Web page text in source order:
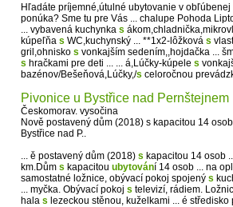
Hľadáte príjemné,útulné ubytovanie v
ponúka? Sme tu pre Vás ... chalupe Pohoda
... vybavená kuchynka s
kúpeľňa s WC,kuchynský ... **1x2-lôžková s
gril,ohnisko s vonkajším sedením,,hojdačka ...
s hračkami pre deti ... ... á,Lúčky-kúpele s
bazénov/Bešeňová,Lúčky,/s celoročnou
Pivonice u Bystřice nad Pernštejnem
Českomorav. vysočina
Nově postavený dům (2018) s kapacitou 14
Bystřice nad P..
... ě postavený dům (2018) s kapacitou 14 osob
km.Dům s kapacitou ubytování 14 osob ... na
samostatné ložnice, obývací pokoj spojený s
... myčka. Obývací pokoj s televizí, rádiem.
hala s lezeckou stěnou, kuželkami ... é středisko